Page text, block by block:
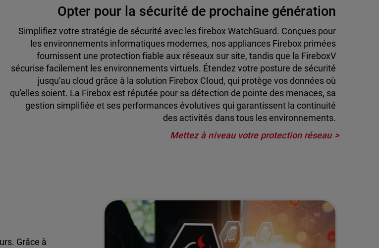
Opter pour la sécurité de prochaine génération
Simplifiez votre stratégie de sécurité avec les firebox WatchGuard. Conçues pour
les environnements informatiques modernes, nos appliances Firebox primées
fournissent une protection fiable aux réseaux sur site, tandis que la FireboxV
sécurise facilement les environnements virtuels. Étendez votre posture de sécurité
jusqu'au cloud grâce à la solution Firebox Cloud, qui protège vos données où
qu'elles soient. La Firebox est réputée pour sa détection de pointe des menaces, sa
gestion simplifiée et ses performances évolutives qui garantissent la continuité
des activités dans tous les environnements.
Mettez à niveau votre protection réseau
Grâce à